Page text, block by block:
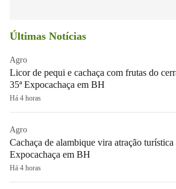
Últimas Notícias
Agro
Licor de pequi e cachaça com frutas do
35ª Expocachaça em BH
Há 4 horas
Agro
Cachaça de alambique vira atração turística
Expocachaça em BH
Há 4 horas